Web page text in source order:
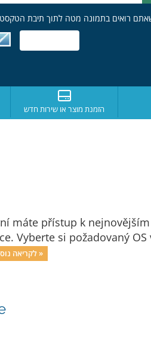
הזמנת מוצר או שירות חדש
máte přístup k
Vyberte si požadovaný
לקריאה נוספת »